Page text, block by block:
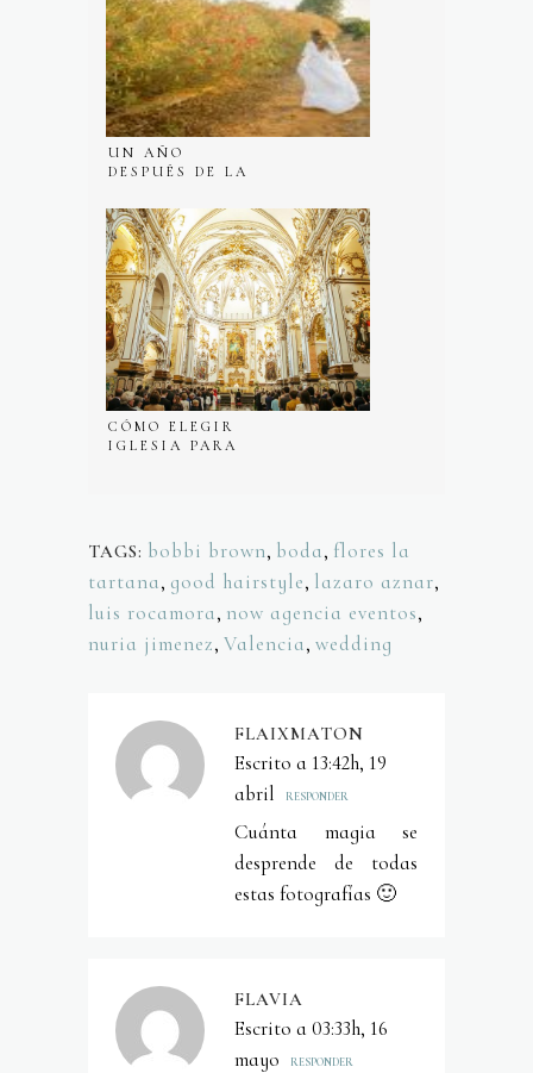
UN AÑO
DESPUÉS DE LA
CÓMO ELEGIR
IGLESIA PARA
TAGS: bobbi brown, boda, flores la
tartana, good hairstyle, lazaro aznar,
luis rocamora, now agencia eventos,
nuria jimenez, Valencia, wedding
FLAIXMATON
Escrito a 13:42h, 19
abril
RESPONDER
Cuánta magia se
desprende de todas
estas fotografías 🙂
FLAVIA
Escrito a 03:33h, 16
mayo
RESPONDER